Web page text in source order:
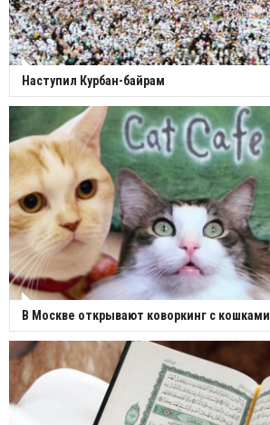
Наступил Курбан-байрам
В Москве открывают коворкинг с кошками